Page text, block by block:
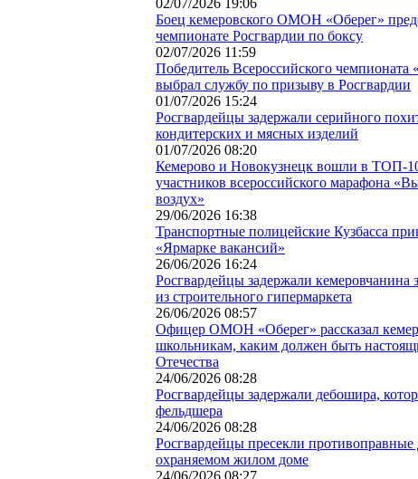
Боец кемеровского ОМОН «Оберег»
чемпионате Росгвардии по боксу
02/07/2026 11:59
Победитель Всероссийского чемпионата
выбрал службу по призыву в Росгвардии
01/07/2026 15:24
Росгвардейцы задержали серийного
кондитерских и мясных изделий
01/07/2026 08:20
Кемерово и Новокузнецк вошли в ТОП-
участников всероссийского марафона
воздух»
29/06/2026 16:38
Транспортные полицейские Кузбасса
«Ярмарке вакансий»
26/06/2026 16:24
Росгвардейцы задержали кемеровчанина
из строительного гипермаркета
26/06/2026 08:57
Офицер ОМОН «Оберег» рассказал
школьникам, каким должен быть
Отечества
24/06/2026 08:28
Росгвардейцы задержали дебошира,
фельдшера
24/06/2026 08:28
Росгвардейцы пресекли противоправные
охраняемом жилом доме
24/06/2026 08:27